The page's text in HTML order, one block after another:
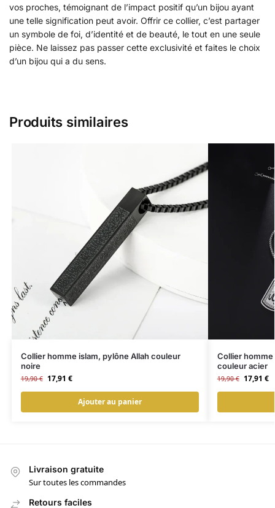
vos proches, témoignant de l’impact positif qu’un bijou ayant
une telle signification peut avoir. Offrir ce collier, c’est partager
un symbole de foi, d’identité et de beauté, le tout en une seule
pièce. Ne laissez pas passer cette exclusivité et faites le choix
d’un bijou qui a du sens.
Produits similaires
Collier homme islam, pylône Allah couleur
noire
19,90€ 17,91 €
Ajouter au panier
Collier
couleur acier
19,90€ 17,91 €
Livraison gratuite
Sur toutes les commandes
Retours faciles